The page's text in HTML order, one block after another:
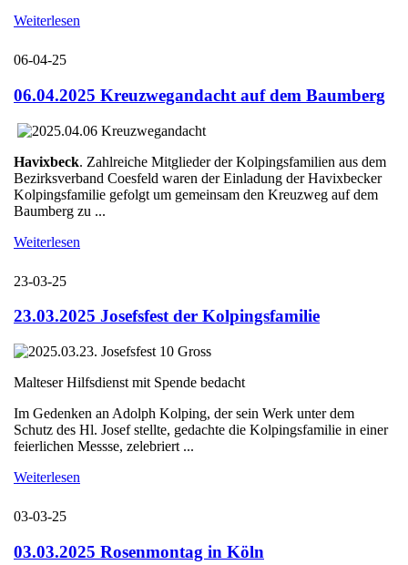
Weiterlesen
06-04-25
06.04.2025 Kreuzwegandacht auf dem Baumberg
Havixbeck. Zahlreiche Mitglieder der Kolpingsfamilien aus dem
Bezirksverband Coesfeld waren der Einladung der Havixbecker
Kolpingsfamilie gefolgt um gemeinsam den Kreuzweg auf dem
Baumberg zu ...
Weiterlesen
23-03-25
23.03.2025 Josefsfest der Kolpingsfamilie
Malteser Hilfsdienst mit Spende bedacht
Im Gedenken an Adolph Kolping, der sein Werk unter dem
Schutz des Hl. Josef stellte, gedachte die Kolpingsfamilie in einer
feierlichen Messse, zelebriert ...
Weiterlesen
03-03-25
03.03.2025 Rosenmontag in Köln